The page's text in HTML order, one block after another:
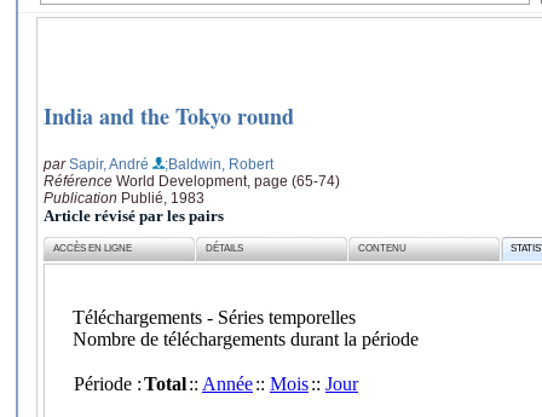
India and the Tokyo round
parSapir, André
;Baldwin, Robert
Référence World Development, page (65-74)
Publication Publié, 1983
Article révisé par les pairs
ACCÈS EN LIGNE DÉTAILS CONTENU